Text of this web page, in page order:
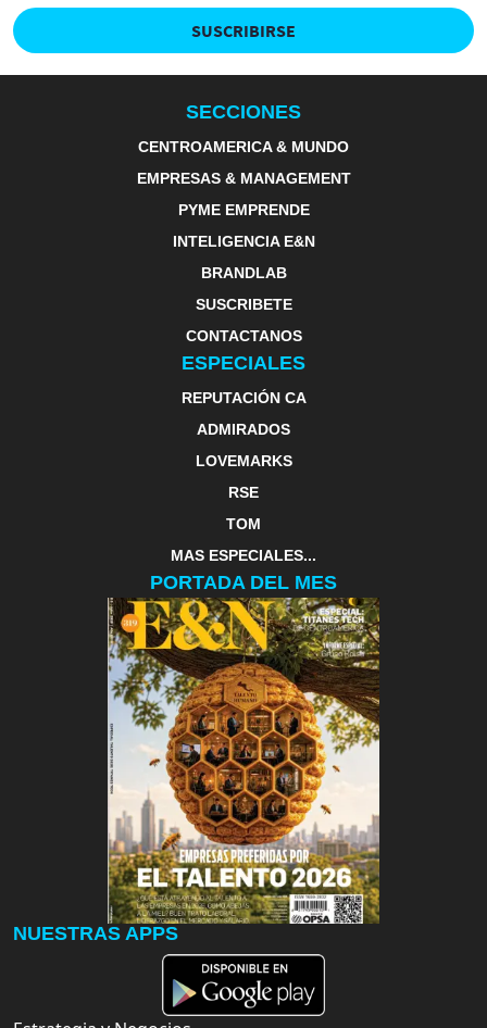
SUSCRIBIRSE
SECCIONES
CENTROAMERICA & MUNDO
EMPRESAS & MANAGEMENT
PYME EMPRENDE
INTELIGENCIA E&N
BRANDLAB
SUSCRIBETE
CONTACTANOS
ESPECIALES
REPUTACIÓN CA
ADMIRADOS
LOVEMARKS
RSE
TOM
MAS ESPECIALES...
PORTADA DEL MES
NUESTRAS APPS